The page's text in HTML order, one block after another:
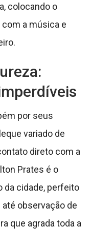
colocando o
a música e
por seus
variado de
direto com a
Prates é o
da cidade, perfeito
observação de
que agrada toda a